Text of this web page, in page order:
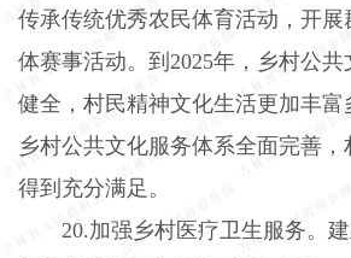
传承传统优秀农民体育活动，开展
体赛事活动。到 2025年，乡村公共
健全，村民精神文化生活更加丰富
乡村公共文化服务体系全面完善
得到充分满足。
20.加强乡村医疗卫生服务。